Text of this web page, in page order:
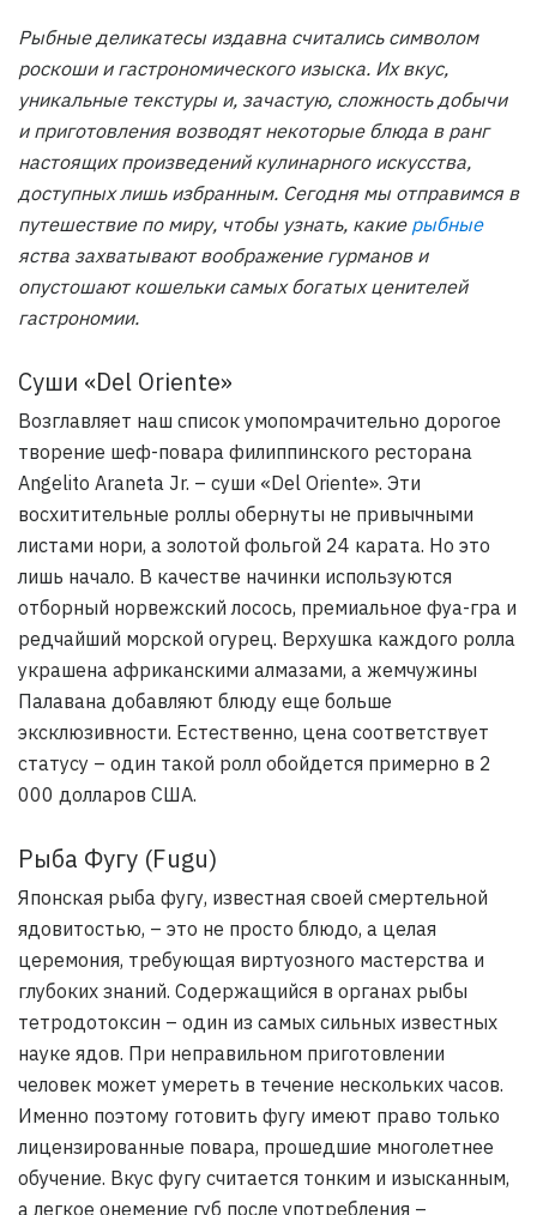
Рыбные деликатесы издавна считались символом
роскоши и гастрономического изыска. Их вкус,
уникальные текстуры и, зачастую, сложность добычи
и приготовления возводят некоторые блюда в ранг
настоящих произведений кулинарного искусства,
доступных лишь избранным. Сегодня мы отправимся в
путешествие по миру, чтобы узнать, какие рыбные
яства захватывают воображение гурманов и
опустошают кошельки самых богатых ценителей
гастрономии.
Суши «Del Oriente»
Возглавляет наш список умопомрачительно дорогое
творение шеф-повара филиппинского ресторана
Angelito Araneta Jr. – суши «Del Oriente». Эти
восхитительные роллы обернуты не привычными
листами нори, а золотой фольгой 24 карата. Но это
лишь начало. В качестве начинки используются
отборный норвежский лосось, премиальное фуа-гра и
редчайший морской огурец. Верхушка каждого ролла
украшена африканскими алмазами, а жемчужины
Палавана добавляют блюду еще больше
эксклюзивности. Естественно, цена соответствует
статусу – один такой ролл обойдется примерно в 2
000 долларов США.
Рыба Фугу (Fugu)
Японская рыба фугу, известная своей смертельной
ядовитостью, – это не просто блюдо, а целая
церемония, требующая виртуозного мастерства и
глубоких знаний. Содержащийся в органах рыбы
тетродотоксин – один из самых сильных известных
науке ядов. При неправильном приготовлении
человек может умереть в течение нескольких часов.
Именно поэтому готовить фугу имеют право только
лицензированные повара, прошедшие многолетнее
обучение. Вкус фугу считается тонким и изысканным,
а легкое онемение губ после употребления –